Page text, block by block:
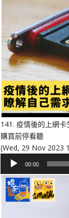
141. 疫情後的上網
購買前停看聽
(Wed, 29 Nov 2023
播
放
00:00